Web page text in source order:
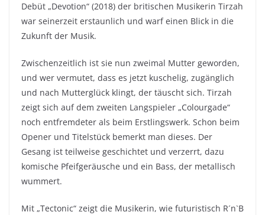
Debüt „Devotion“ (2018) der britischen Musikerin Tirzah
war seinerzeit erstaunlich und warf einen Blick in die
Zukunft der Musik.
Zwischenzeitlich ist sie nun zweimal Mutter geworden,
und wer vermutet, dass es jetzt kuschelig, zugänglich
und nach Mutterglück klingt, der täuscht sich. Tirzah
zeigt sich auf dem zweiten Langspieler „Colourgade“
noch entfremdeter als beim Erstlingswerk. Schon beim
Opener und Titelstück bemerkt man dieses. Der
Gesang ist teilweise geschichtet und verzerrt, dazu
komische Pfeifgeräusche und ein Bass, der metallisch
wummert.
Mit „Tectonic“ zeigt die Musikerin, wie futuristisch R´n`B